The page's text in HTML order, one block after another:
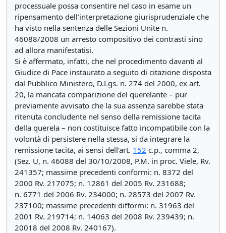
processuale possa consentire nel caso in esame un
ripensamento dell’interpretazione giurisprudenziale che
ha visto nella sentenza delle Sezioni Unite n.
46088/2008 un arresto compositivo dei contrasti sino
ad allora manifestatisi.
Si è affermato, infatti, che nel procedimento davanti al
Giudice di Pace instaurato a seguito di citazione disposta
dal Pubblico Ministero, D.Lgs. n. 274 del 2000, ex art.
20, la mancata comparizione del querelante – pur
previamente avvisato che la sua assenza sarebbe stata
ritenuta concludente nel senso della remissione tacita
della querela – non costituisce fatto incompatibile con la
volontà di persistere nella stessa, si da integrare la
remissione tacita, ai sensi dell’art. 152 c.p., comma 2,
(Sez. U, n. 46088 del 30/10/2008, P.M. in proc. Viele, Rv.
241357; massime precedenti conformi: n. 8372 del
2000 Rv. 217075; n. 12861 del 2005 Rv. 231688;
n. 6771 del 2006 Rv. 234000; n. 28573 del 2007 Rv.
237100; massime precedenti difformi: n. 31963 del
2001 Rv. 219714; n. 14063 del 2008 Rv. 239439; n.
20018 del 2008 Rv. 240167).